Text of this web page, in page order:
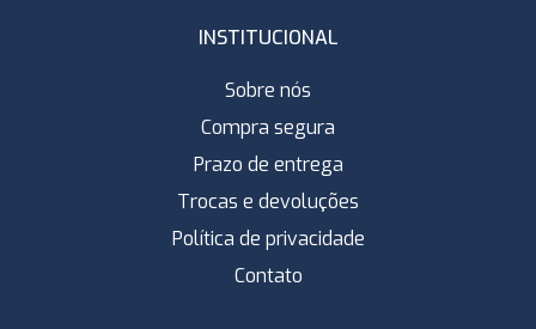
INSTITUCIONAL
Sobre nós
Compra segura
Prazo de entrega
Trocas e devoluções
Política de privacidade
Contato